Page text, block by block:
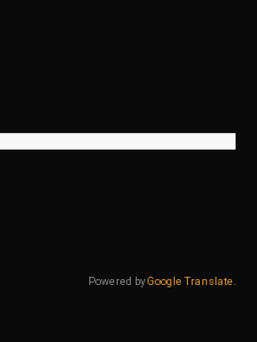
Powered byGoogle Translate .